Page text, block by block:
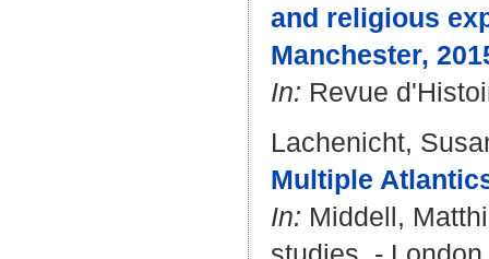
and religious
Manchester,
In: Revue
Lachenicht,
Multiple
In: Middell,